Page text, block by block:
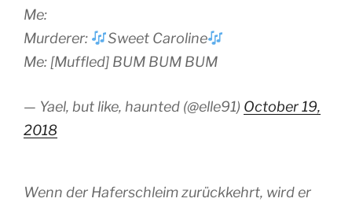
Me:
Murderer:
Sweet Caroline
Me: [Muffled] BUM BUM BUM
— Yael, but like, haunted (@elle91) October 19,
2018
Wenn der Haferschleim zurückkehrt, wird er